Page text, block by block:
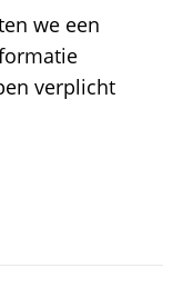
we een
verplicht